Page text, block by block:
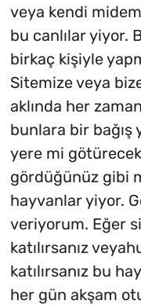
veya kendi
bu canlılar yiyor.
birkaç kişiyle
Sitemize veya
aklında her
bunlara bir bağış
yere mi
gördüğünüz gibi
hayvanlar yiyor.
veriyorum. Eğer
katılırsanız
katılırsanız bu
her gün akşam